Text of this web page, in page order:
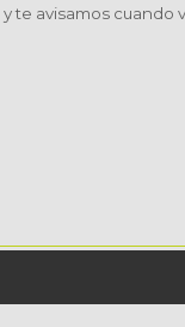
y te avisamos cuando